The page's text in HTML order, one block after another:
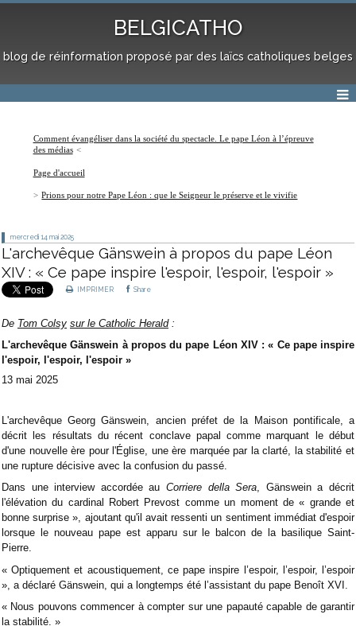
BELGICATHO
blog de réinformation proposé par des laïcs catholiques belges
Comment évangéliser dans la société du spectacle. Le pape Léon à l’épreuve
des médias
Page d'accueil
Prions pour notre Pape Léon : que le Seigneur le préserve et le vivifie
mercredi 14 mai 2025
L'archevêque Gänswein à propos du pape Léon
XIV : « Ce pape inspire l'espoir, l'espoir, l'espoir »
IMPRIMER Share
De Tom Colsy sur le Catholic Herald:
L'archevêque Gänswein à propos du pape Léon XIV : « Ce pape inspire
l'espoir, l'espoir, l'espoir »
13 mai 2025
L'archevêque Georg Gänswein, ancien préfet de la Maison pontificale, a
décrit les résultats du récent conclave papal comme marquant le début
d'une nouvelle ère pour l'Église, une ère marquée par la clarté, la stabilité et
une rupture décisive avec la confusion du passé.
Dans une interview accordée au Corriere della Sera, Gänswein a décrit
l'élévation du cardinal Robert Prevost comme un moment de « grande et
bonne surprise », ajoutant qu'il avait ressenti un sentiment immédiat d'espoir
lorsque le nouveau pape est apparu sur le balcon de la basilique Saint-
Pierre.
« Optiquement et acoustiquement, ce pape inspire l’espoir, l’espoir, l’espoir
», a déclaré Gänswein, qui a longtemps été l’assistant du pape Benoît XVI.
« Nous pouvons commencer à compter sur une papauté capable de garantir
la stabilité. »